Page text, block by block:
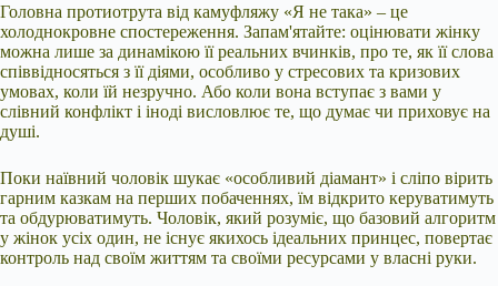
Головна протиотрута від камуфляжу «Я не така» – це
холоднокровне спостереження. Запам'ятайте: оцінювати жінку
можна лише за динамікою її реальних вчинків, про те, як її слова
співвідносяться з її діями, особливо у стресових та кризових
умовах, коли їй незручно. Або коли вона вступає з вами у
слівний конфлікт і іноді висловлює те, що думає чи приховує на
душі.
Поки наївний чоловік шукає «особливий діамант» і сліпо вірить
гарним казкам на перших побаченнях, їм відкрито керуватимуть
та обдурюватимуть. Чоловік, який розуміє, що базовий алгоритм
у жінок усіх один, не існує якихось ідеальних принцес, повертає
контроль над своїм життям та своїми ресурсами у власні руки.